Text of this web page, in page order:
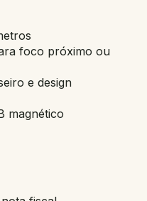
foco próximo ou
e design
magnético